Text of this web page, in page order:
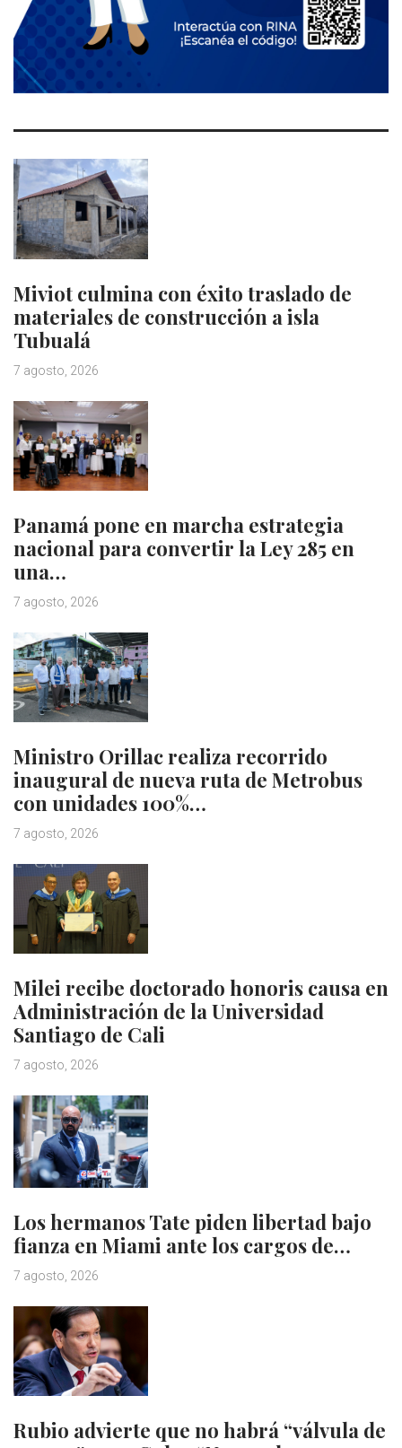
Miviot culmina con éxito traslado de
materiales de construcción a isla
Tubualá
7 agosto, 2026
Panamá pone en marcha estrategia
nacional para convertir la Ley 285 en
una…
7 agosto, 2026
Ministro Orillac realiza recorrido
inaugural de nueva ruta de Metrobus
con unidades 100%…
7 agosto, 2026
Milei recibe doctorado honoris causa en
Administración de la Universidad
Santiago de Cali
7 agosto, 2026
Los hermanos Tate piden libertad bajo
fianza en Miami ante los cargos de…
7 agosto, 2026
Rubio advierte que no habrá “válvula de